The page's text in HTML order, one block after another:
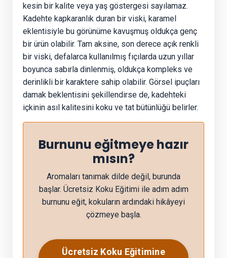
kesin bir kalite veya yaş göstergesi sayılamaz.
Kadehte kapkaranlık duran bir viski, karamel
eklentisiyle bu görünüme kavuşmuş oldukça genç
bir ürün olabilir. Tam aksine, son derece açık renkli
bir viski, defalarca kullanılmış fıçılarda uzun yıllar
boyunca sabırla dinlenmiş, oldukça kompleks ve
derinlikli bir karaktere sahip olabilir. Görsel ipuçları
damak beklentisini şekillendirse de, kadehteki
içkinin asıl kalitesini koku ve tat bütünlüğü belirler.
Burnunu eğitmeye hazır
mısın?
Aromaları tanımak dilde değil, burunda
başlar. Ücretsiz Koku Eğitimi ile adım adım
burnunu eğit, kokuların ardındaki hikâyeyi
çözmeye başla.
Ücretsiz Koku Eğitimine